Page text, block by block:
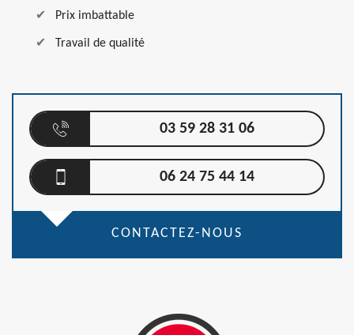
Prix imbattable
Travail de qualité
03 59 28 31 06
06 24 75 44 14
CONTACTEZ-NOUS